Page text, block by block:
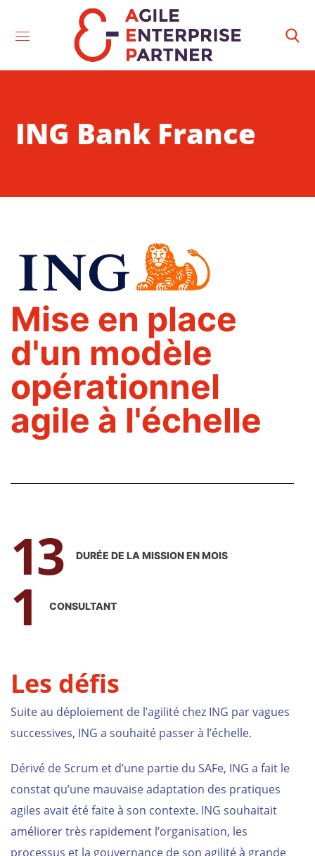
ING Bank France
Mise en place
d'un modèle
opérationnel
agile à l'échelle
13 DURÉE DE LA MISSION EN MOIS
1 CONSULTANT
Les défis
Suite au déploiement de l’agilité chez ING par vagues
successives, ING a souhaité passer à l’échelle.
Dérivé deScrum et d’une partie du SAFe, ING a fait le
constat qu’une mauvaise adaptation des pratiques
agiles avait été faite à son contexte. ING souhaitait
améliorer très rapidement l’organisation, les
processus et la gouvernance de son agilité à grande